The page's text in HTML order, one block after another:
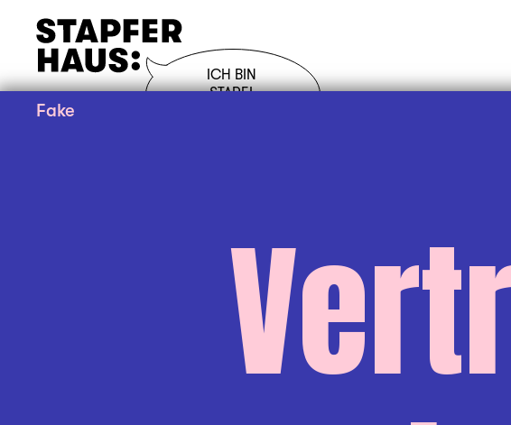
ICH BIN
STAPFI.
Fake